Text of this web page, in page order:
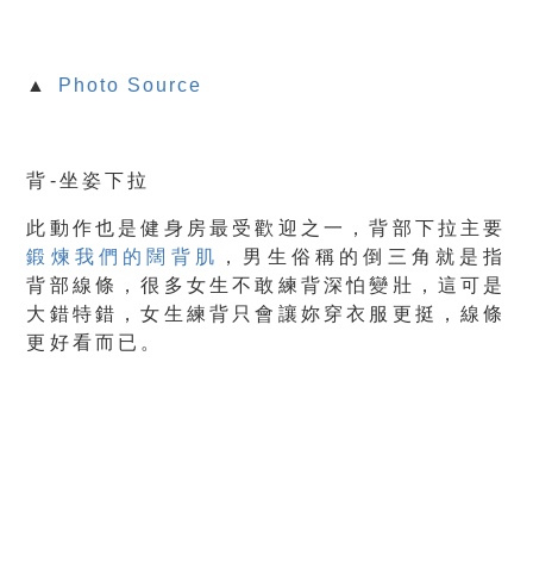
▲ Photo Source
背-坐姿下拉
此動作也是健身房最受歡迎之一，背部下拉主要
鍛煉我們的闊背肌
，男生俗稱的倒三角就是指
背部線條，很多女生不敢練背深怕變壯，這可是
大錯特錯，女生練背只會讓妳穿衣服更挺，線條
更好看而已。